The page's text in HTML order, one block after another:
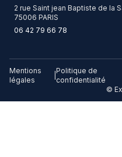
2 rue Saint jean Baptiste de la
75006 PARIS
06 42 79 66 78
©
Mentions
légales
Politique de
confidentialité